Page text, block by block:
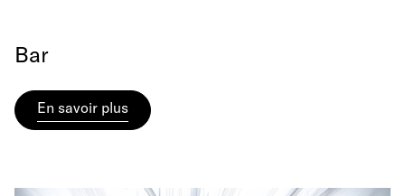
Bar
En savoir plus